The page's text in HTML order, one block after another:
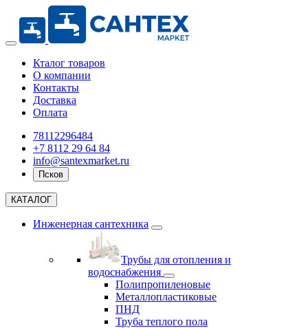
Кталог товаров
О компании
Контакты
Доставка
Оплата
78112296484
+7 8112 29 64 84
info@santexmarket.ru
Псков
КАТАЛОГ
Инженерная сантехника
Трубы для отопления и
водоснабжения
Полипропиленовые
Металлопластиковые
ПНД
Труба теплого пола